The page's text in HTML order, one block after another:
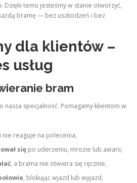
Dzięki temu jesteśmy w stanie otworzyć,
bramę — bez uszkodzeń i bez
dla klientów –
usług
bram
specjalność. Pomagamy klientom w
reaguje na polecenia,
siępo uderzeniu, mrozie lub awarii,
, a brama nie otwiera się ręcznie,
, blokując wjazd lub wyjazd,